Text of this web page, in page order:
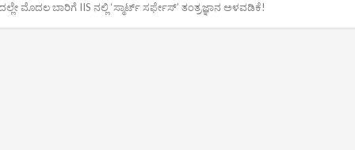
ಮೊದಲ ಬಾರಿಗೆ IIS ನಲ್ಲಿ ‘ಸ್ಮಾರ್ಟ್ ಸರ್ಫೇಸ್’ ತಂತ್ರಜ್ಞಾನ ಅಳವಡಿಕೆ!